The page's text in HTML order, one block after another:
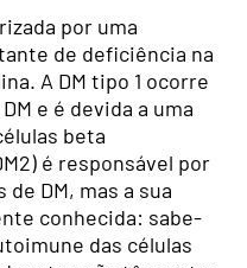
por uma
de deficiência na
A DM tipo 1 ocorre
e é devida a uma
beta
é responsável por
de DM, mas a sua
conhecida: sabe-
das células